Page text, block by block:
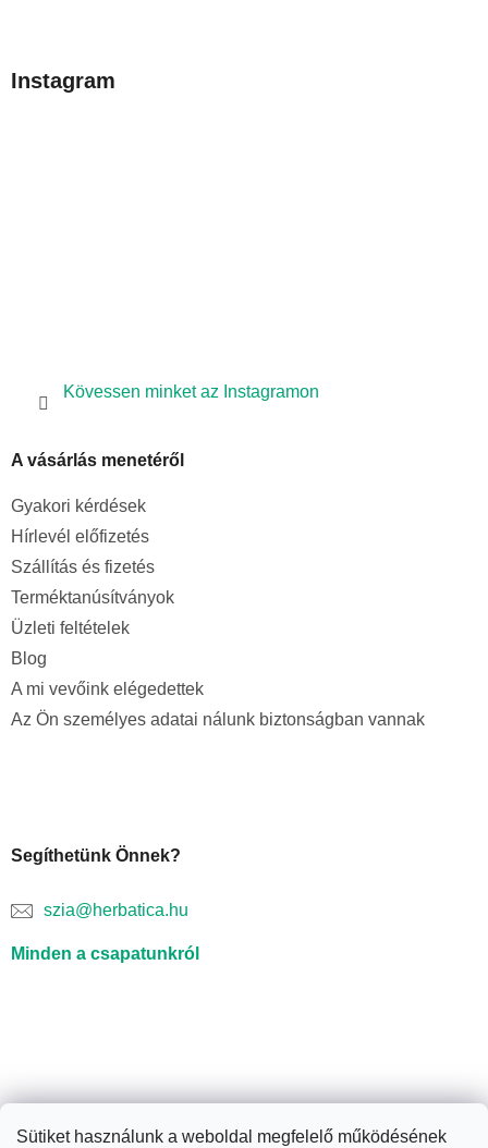
Sütiket használunk a weboldal megfelelő működésének
bInstagram
Kövessen minket az Instagramon
A vásárlás menetéről
Gyakori kérdések
Hírlevél előfizetés
Szállítás és fizetés
Terméktanúsítványok
Üzleti feltételek
Blog
A mi vevőink elégedettek
Az Ön személyes adatai nálunk biztonságban vannak
Segíthetünk Önnek?
szia@herbatica.hu
Minden a csapatunkról